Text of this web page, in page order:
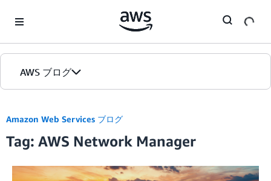
AWS ブログ
カテゴリ
エディション
Amazon Web Services ブログ
Tag: AWS Network Manager